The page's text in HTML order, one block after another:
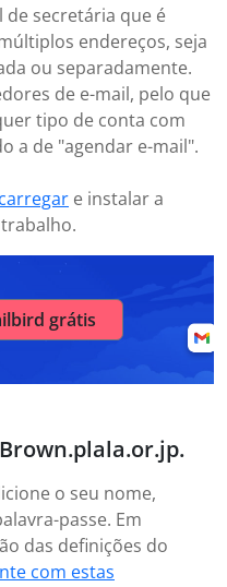
de secretária que é
endereços, seja
ou separadamente.
de e-mail, pelo que
tipo de conta com
a de "agendar e-mail".
e instalar a
grátis
o seu nome,
passe. Em
das definições do
com estas